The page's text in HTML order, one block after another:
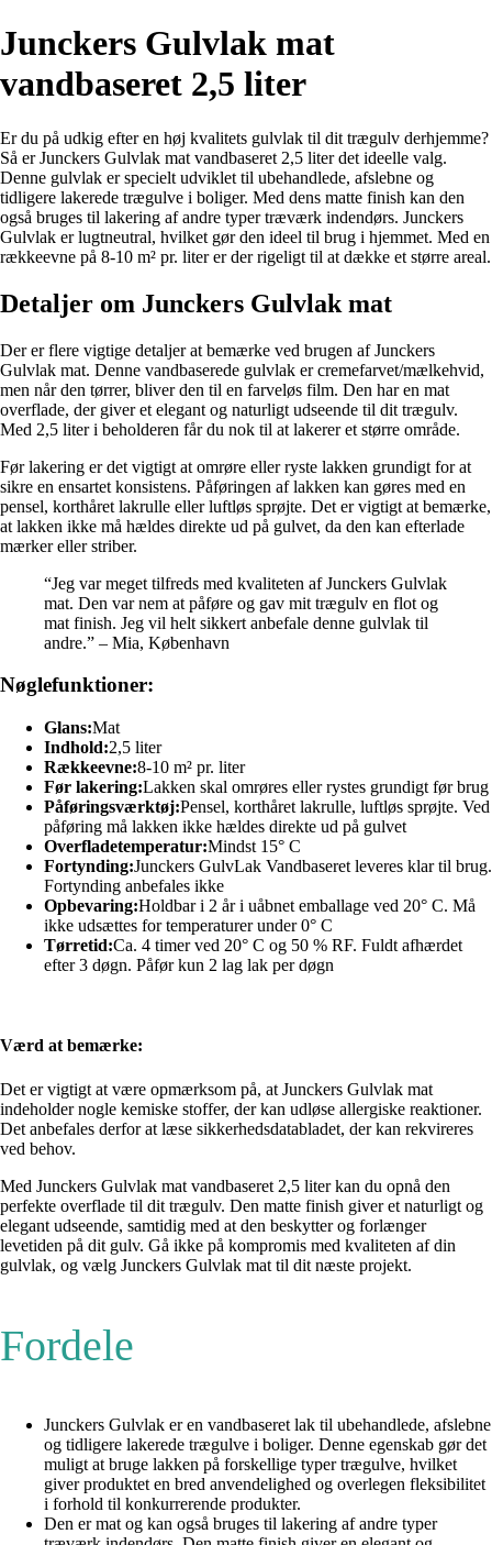
Junckers Gulvlak mat
vandbaseret 2,5 liter
Er du på udkig efter en høj kvalitets gulvlak til dit trægulv derhjemme?
Så er Junckers Gulvlak mat vandbaseret 2,5 liter det ideelle valg.
Denne gulvlak er specielt udviklet til ubehandlede, afslebne og
tidligere lakerede trægulve i boliger. Med dens matte finish kan den
også bruges til lakering af andre typer træværk indendørs. Junckers
Gulvlak er lugtneutral, hvilket gør den ideel til brug i hjemmet. Med en
rækkeevne på 8-10 m² pr. liter er der rigeligt til at dække et større areal.
Detaljer om Junckers Gulvlak mat
Der er flere vigtige detaljer at bemærke ved brugen af Junckers
Gulvlak mat. Denne vandbaserede gulvlak er cremefarvet/mælkehvid,
men når den tørrer, bliver den til en farveløs film. Den har en mat
overflade, der giver et elegant og naturligt udseende til dit trægulv.
Med 2,5 liter i beholderen får du nok til at lakerer et større område.
Før lakering er det vigtigt at omrøre eller ryste lakken grundigt for at
sikre en ensartet konsistens. Påføringen af lakken kan gøres med en
pensel, korthåret lakrulle eller luftløs sprøjte. Det er vigtigt at bemærke,
at lakken ikke må hældes direkte ud på gulvet, da den kan efterlade
mærker eller striber.
“Jeg var meget tilfreds med kvaliteten af Junckers Gulvlak
mat. Den var nem at påføre og gav mit trægulv en flot og
mat finish. Jeg vil helt sikkert anbefale denne gulvlak til
andre.” – Mia, København
Nøglefunktioner:
Glans:Mat
Indhold:2,5 liter
Rækkeevne:8-10 m² pr. liter
Før lakering:Lakken skal omrøres eller rystes grundigt før brug
Påføringsværktøj:Pensel, korthåret lakrulle, luftløs sprøjte. Ved
påføring må lakken ikke hældes direkte ud på gulvet
Overfladetemperatur:Mindst 15° C
Fortynding:Junckers GulvLak Vandbaseret leveres klar til brug.
Fortynding anbefales ikke
Opbevaring:Holdbar i 2 år i uåbnet emballage ved 20° C. Må
ikke udsættes for temperaturer under 0° C
Tørretid:Ca. 4 timer ved 20° C og 50 % RF. Fuldt afhærdet
efter 3 døgn. Påfør kun 2 lag lak per døgn
Værd at bemærke:
Det er vigtigt at være opmærksom på, at Junckers Gulvlak mat
indeholder nogle kemiske stoffer, der kan udløse allergiske reaktioner.
Det anbefales derfor at læse sikkerhedsdatabladet, der kan rekvireres
ved behov.
Med Junckers Gulvlak mat vandbaseret 2,5 liter kan du opnå den
perfekte overflade til dit trægulv. Den matte finish giver et naturligt og
elegant udseende, samtidig med at den beskytter og forlænger
levetiden på dit gulv. Gå ikke på kompromis med kvaliteten af din
gulvlak, og vælg Junckers Gulvlak mat til dit næste projekt.
Fordele
Junckers Gulvlak er en vandbaseret lak til ubehandlede, afslebne
og tidligere lakerede trægulve i boliger. Denne egenskab gør det
muligt at bruge lakken på forskellige typer trægulve, hvilket
giver produktet en bred anvendelighed og overlegen fleksibilitet
i forhold til konkurrerende produkter.
Den er mat og kan også bruges til lakering af andre typer